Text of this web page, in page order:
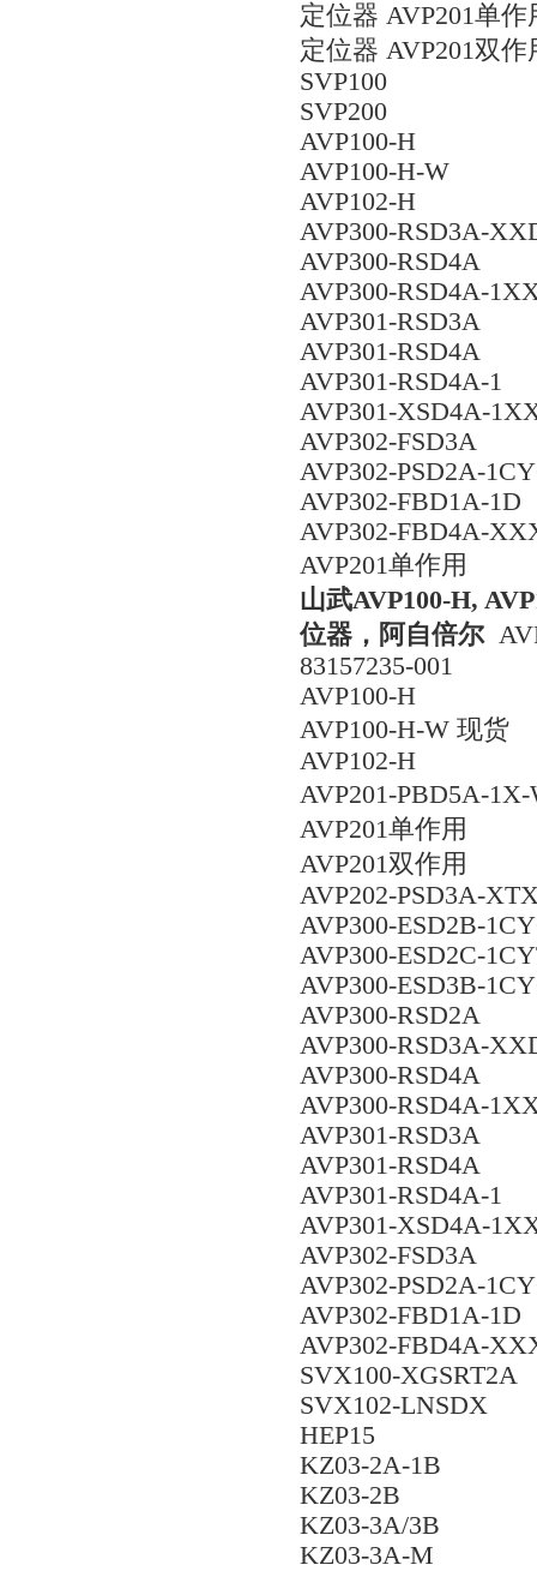
定位器 AVP201单作
定位器 AVP201双作
SVP100
SVP200
AVP100-H
AVP100-H-W
AVP102-H
AVP300-RSD3A-
AVP300-RSD4A
AVP300-RSD4A-
AVP301-RSD3A
AVP301-RSD4A
AVP301-RSD4A-1
AVP301-XSD4A-
AVP302-FSD3A
AVP302-PSD2A-
AVP302-FBD1A-1D
AVP302-FBD4A-
AVP201单作用
山武AVP100-H,
位器，阿自倍尔
83157235-001
AVP100-H
AVP100-H-W 现货
AVP102-H
AVP201-PBD5A-
AVP201单作用
AVP201双作用
AVP202-PSD3A-
AVP300-ESD2B-
AVP300-ESD2C-
AVP300-ESD3B-
AVP300-RSD2A
AVP300-RSD3A-
AVP300-RSD4A
AVP300-RSD4A-
AVP301-RSD3A
AVP301-RSD4A
AVP301-RSD4A-1
AVP301-XSD4A-
AVP302-FSD3A
AVP302-PSD2A-
AVP302-FBD1A-1D
AVP302-FBD4A-
SVX100-XGSRT2A
SVX102-LNSDX
HEP15
KZ03-2A-1B
KZ03-2B
KZ03-3A/3B
KZ03-3A-M